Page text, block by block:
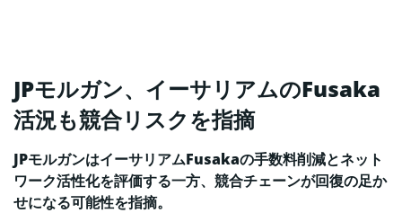
JPモルガン、イーサリアムのFusaka
活況も競合リスクを指摘
JPモルガンはイーサリアムFusakaの手数料削減とネット
ワーク活性化を評価する一方、競合チェーンが回復の足か
せになる可能性を指摘。